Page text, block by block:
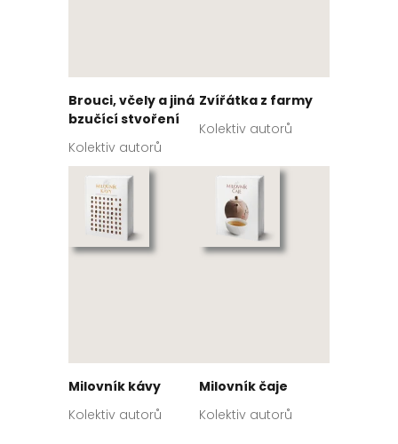
Brouci, včely a jiná
bzučící stvoření
Kolektiv autorů
Zvířátka z farmy
Kolektiv autorů
Milovník kávy
Kolektiv autorů
Milovník čaje
Kolektiv autorů